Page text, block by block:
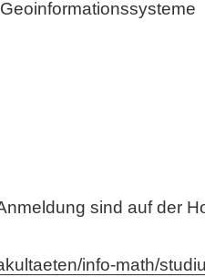
sind auf der
info-math/